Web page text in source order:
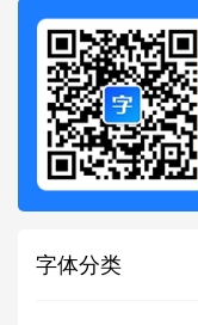
字体分类